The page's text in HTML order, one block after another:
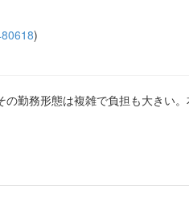
)
勤務形態は複雑で負担も大きい